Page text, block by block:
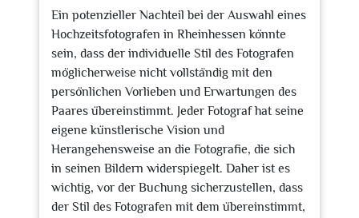
Ein potenzieller Nachteil bei der Auswahl eines
Hochzeitsfotografen in Rheinhessen könnte
sein, dass der individuelle Stil des Fotografen
möglicherweise nicht vollständig mit den
persönlichen Vorlieben und Erwartungen des
Paares übereinstimmt. Jeder Fotograf hat seine
eigene künstlerische Vision und
Herangehensweise an die Fotografie, die sich
in seinen Bildern widerspiegelt. Daher ist es
wichtig, vor der Buchung sicherzustellen, dass
der Stil des Fotografen mit dem übereinstimmt,